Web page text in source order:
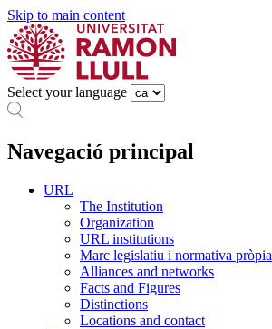
Skip to main content
Select your language
Navegació principal
URL
The Institution
Organization
URL institutions
Marc legislatiu i normativa pròpia
Alliances and networks
Facts and Figures
Distinctions
Locations and contact